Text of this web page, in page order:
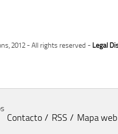
2012 - All rights reserved - Legal
Contacto RSS Mapa web